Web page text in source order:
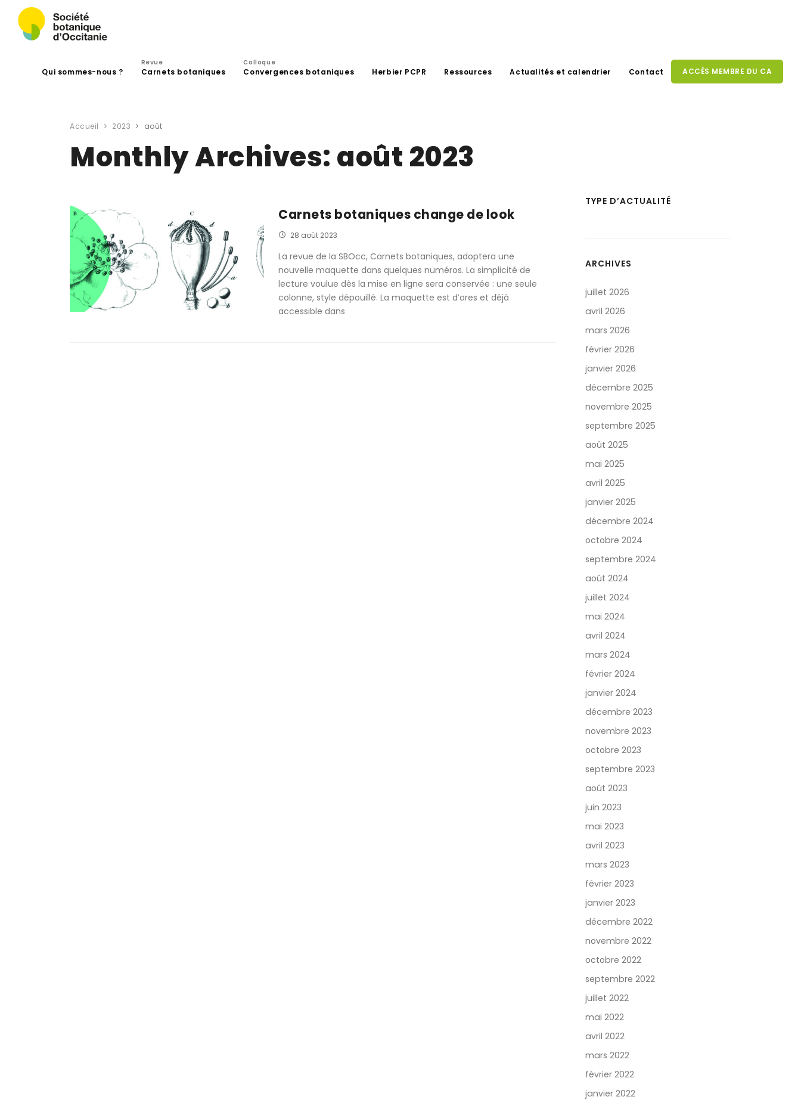
Qui sommes-nous ?
Revue
Carnets botaniques
Colloque
Convergences botaniques Herbier PCPR Ressources Actualités et calendrier Contact ACCÈS MEMBRE DU CA
Accueil 2023 août
Monthly Archives: août 2023
Carnets botaniques change de look
28 août 2023
La revue de la SBOcc, Carnets botaniques, adoptera une
nouvelle maquette dans quelques numéros. La simplicité de
lecture voulue dès la mise en ligne sera conservée : une seule
colonne, style dépouillé. La maquette est d’ores et déjà
accessible dans
TYPE D’ACTUALITÉ
ARCHIVES
juillet 2026
avril 2026
mars 2026
février 2026
janvier 2026
décembre 2025
novembre 2025
septembre 2025
août 2025
mai 2025
avril 2025
janvier 2025
décembre 2024
octobre 2024
septembre 2024
août 2024
juillet 2024
mai 2024
avril 2024
mars 2024
février 2024
janvier 2024
décembre 2023
novembre 2023
octobre 2023
septembre 2023
août 2023
juin 2023
mai 2023
avril 2023
mars 2023
février 2023
janvier 2023
décembre 2022
novembre 2022
octobre 2022
septembre 2022
juillet 2022
mai 2022
avril 2022
mars 2022
février 2022
janvier 2022